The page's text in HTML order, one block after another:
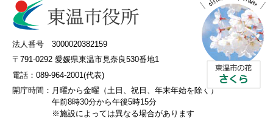
法人番号 3000020382159
〒791-0292 愛媛県東温市見奈良530番地1
電話：089-964-2001(代表)
開庁時間： 月曜から金曜（土日、祝日、年末年始を除く）
午前8時30分から午後5時15分
※施設によっては異なる場合があります